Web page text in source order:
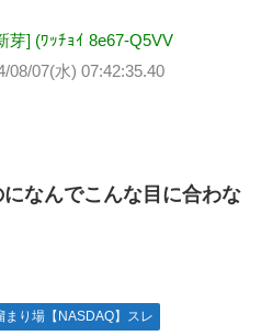
芽] (ﾜｯﾁｮｲ 8e67-Q5VV
08/07(水) 07:42:35.40
なんでこんな目に合わな
まり場【NASDAQ】スレ